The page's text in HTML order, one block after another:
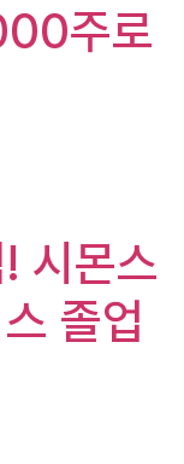
주로
시몬스
졸업